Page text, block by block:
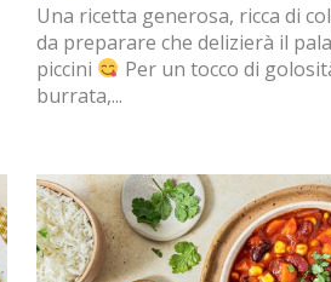
Una ricetta generosa, ricca di
da preparare che delizierà il
piccini
Per un tocco di
burrata,...